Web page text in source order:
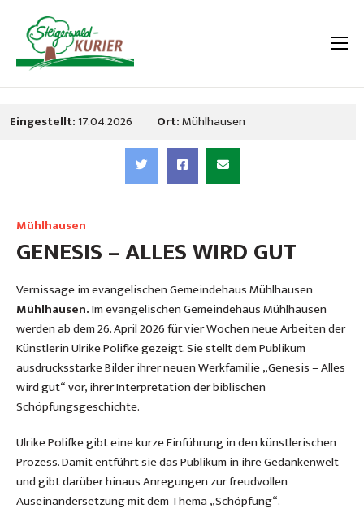
Eingestellt:17.04.2026 Ort:Mühlhausen
Mühlhausen
GENESIS – ALLES WIRD GUT
Vernissage im evangelischen Gemeindehaus Mühlhausen
Mühlhausen.Im evangelischen Gemeindehaus Mühlhausen
werden ab dem 26. April 2026 für vier Wochen neue Arbeiten der
Künstlerin Ulrike Polifke gezeigt. Sie stellt dem Publikum
ausdrucksstarke Bilder ihrer neuen Werkfamilie „Genesis – Alles
wird gut“ vor, ihrer Interpretation der biblischen
Schöpfungsgeschichte.
Ulrike Polifke gibt eine kurze Einführung in den künstlerischen
Prozess. Damit entführt sie das Publikum in ihre Gedankenwelt
und gibt darüber hinaus Anregungen zur freudvollen
Auseinandersetzung mit dem Thema „Schöpfung“.